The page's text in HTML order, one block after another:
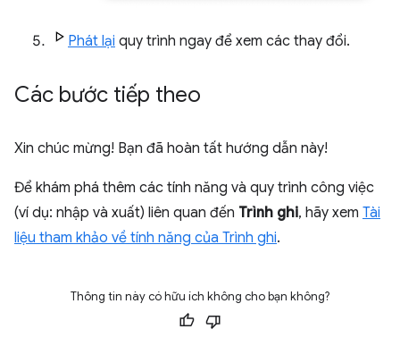
Phát lại quy trình ngay để xem các thay đổi.
Các bước tiếp theo
Xin chúc mừng! Bạn đã hoàn tất hướng dẫn này!
Để khám phá thêm các tính năng và quy trình công việc
(ví dụ: nhập và xuất) liên quan đến Trình ghi, hãy xem Tài
liệu tham khảo về tính năng của Trình ghi.
Thông tin này có hữu ích không cho bạn không?